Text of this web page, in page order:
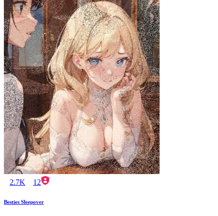
2.7K 12
Besties Sleepover